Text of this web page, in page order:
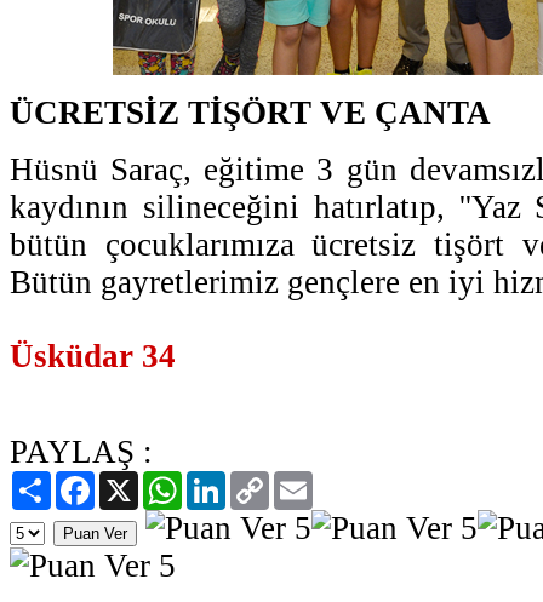
ÜCRETSİZ TİŞÖRT VE ÇANTA
Hüsnü Saraç, eğitime 3 gün
kaydının silineceğini hatırlatıp,
bütün çocuklarımıza ücretsiz tişört
Bütün gayretlerimiz gençlere en iyi
Üsküdar 34
PAYLAŞ :
PaylaşFacebook
X WhatsAppLinkedIn
Copy
Link